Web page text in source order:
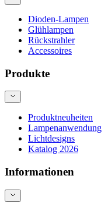
Dioden-Lampen
Glühlampen
Rückstrahler
Accessoires
Produkte
Produktneuheiten
Lampenanwendung
Lichtdesigns
Katalog 2026
Informationen